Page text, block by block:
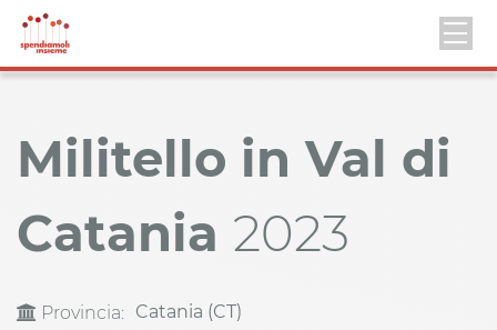
Militello in Val di
Catania 2023
Provincia:
Catania (CT)